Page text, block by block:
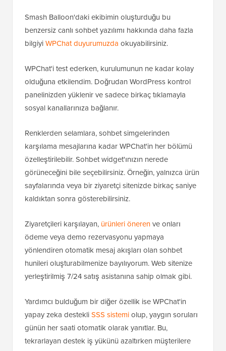
Smash Balloon'daki ekibimin oluşturduğu bu
benzersiz canlı sohbet yazılımı hakkında daha fazla
bilgiyiWPChat duyurumuzda okuyabilirsiniz.
WPChat'i test ederken, kurulumunun ne kadar kolay
olduğuna etkilendim. Doğrudan WordPress kontrol
panelinizden yüklenir ve sadece birkaç tıklamayla
sosyal kanallarınıza bağlanır.
Renklerden selamlara, sohbet simgelerinden
karşılama mesajlarına kadar WPChat'in her bölümü
özelleştirilebilir. Sohbet widget'ınızın nerede
görüneceğini bile seçebilirsiniz. Örneğin, yalnızca ürün
sayfalarında veya bir ziyaretçi sitenizde birkaç saniye
kaldıktan sonra gösterebilirsiniz.
Ziyaretçileri karşılayan, ürünleri önerenve onları
ödeme veya demo rezervasyonu yapmaya
yönlendiren otomatik mesaj akışları olan sohbet
hunileri oluşturabilmenize bayılıyorum. Web sitenize
yerleştirilmiş 7/24 satış asistanına sahip olmak gibi.
Yardımcı bulduğum bir diğer özellik ise WPChat'in
yapay zeka destekliSSS sistemiolup, yaygın soruları
günün her saati otomatik olarak yanıtlar. Bu,
tekrarlayan destek iş yükünü azaltırken müşterilere